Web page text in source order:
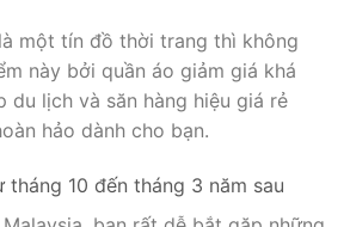
một tín đồ thời trang thì không
này bởi quần áo giảm giá khá
du lịch và săn hàng hiệu giá rẻ
hảo dành cho bạn.
tháng 10 đến tháng 3 năm sau